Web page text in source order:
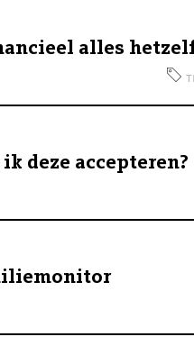
alles
deze accepteren?